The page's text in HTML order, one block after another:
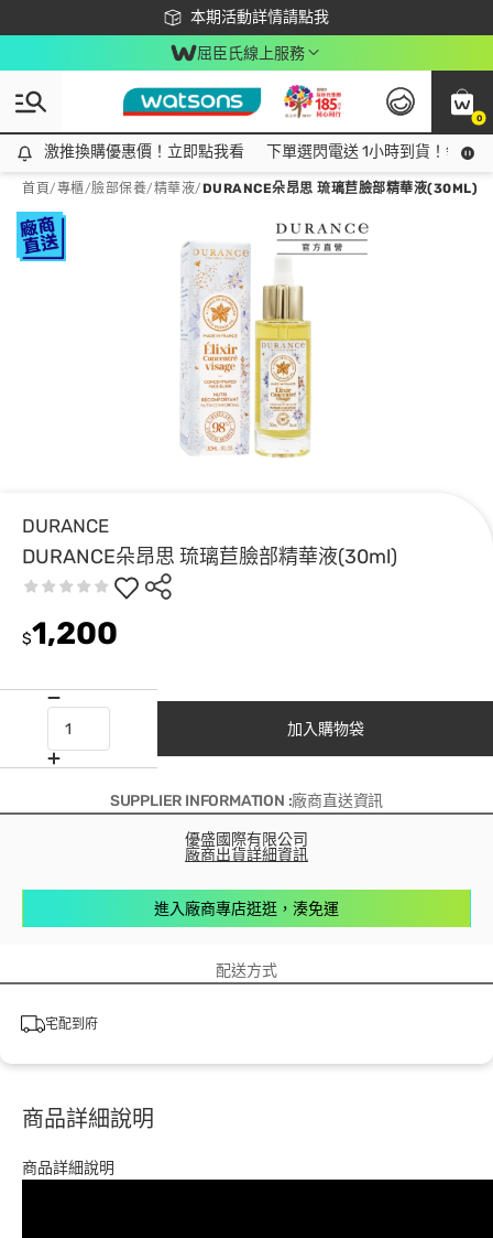
本期活動詳情請點我
下載app最高回饋$350
屈臣氏線上服務
0
激推換購優惠價！立即點我看
激推換購優惠價！立即點我看 下單選閃電送 1小時到貨！領神
首頁/專櫃/臉部保養/精華液/DURANCE朵昂思 琉璃苣臉部精華液(30ML)
DURANCE
DURANCE朵昂思 琉璃苣臉部精華液(30ml)
$1,200
加入購物袋
SUPPLIER INFORMATION :廠商直送資訊
優盛國際有限公司
廠商出貨詳細資訊
進入廠商專店逛逛，湊免運
配送方式
宅配到府
商品詳細說明
商品詳細說明